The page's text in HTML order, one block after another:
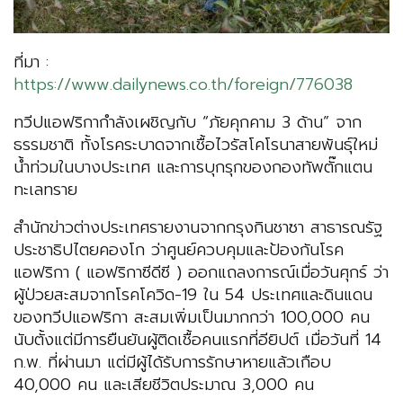
ที่มา :
https://www.dailynews.co.th/foreign/776038
ทวีปแอฟริกากำลังเผชิญกับ “ภัยคุกคาม 3 ด้าน” จาก
ธรรมชาติ ทั้งโรคระบาดจากเชื้อไวรัสโคโรนาสายพันธุ์ใหม่
น้ำท่วมในบางประเทศ และการบุกรุกของกองทัพตั๊กแตน
ทะเลทราย
สำนักข่าวต่างประเทศรายงานจากกรุงกินชาซา สาธารณรัฐ
ประชาธิปไตยคองโก ว่าศูนย์ควบคุมและป้องกันโรค
แอฟริกา ( แอฟริกาซีดีซี ) ออกแถลงการณ์เมื่อวันศุกร์ ว่า
ผู้ป่วยสะสมจากโรคโควิด-19 ใน 54 ประเทศและดินแดน
ของทวีปแอฟริกา สะสมเพิ่มเป็นมากกว่า 100,000 คน
นับตั้งแต่มีการยืนยันผู้ติดเชื้อคนแรกที่อียิปต์ เมื่อวันที่ 14
ก.พ. ที่ผ่านมา แต่มีผู้ได้รับการรักษาหายแล้วเกือบ
40,000 คน และเสียชีวิตประมาณ 3,000 คน